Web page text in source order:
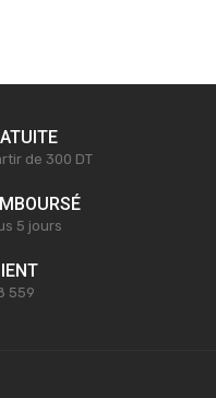
de 300 DT
5 jours
559